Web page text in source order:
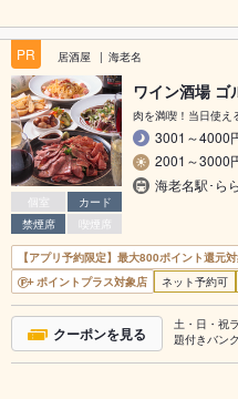
PR 居酒屋 海老名
個室
カード
禁煙席
喫煙席
ワイン酒場 ゴ
肉を満喫！当日使え
3001～4000
2001～3000
海老名駅･ら
【アプリ予約限定】最大800ポイント還元
ポイントプラス対象店
ネット予約可
クーポンを見る
土・日・祝
題付きバン